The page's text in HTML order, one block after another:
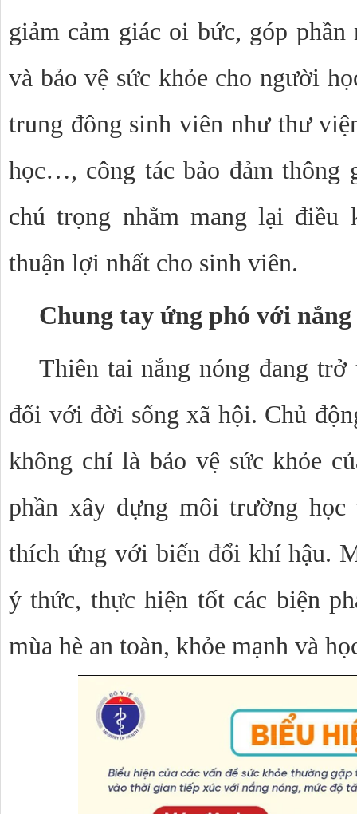
giảm cảm giác oi bức, góp phần
và bảo vệ sức khỏe cho người
trung đông sinh viên như thư
học…, công tác bảo đảm thông
chú trọng nhằm mang lại điều
thuận lợi nhất cho sinh viên.
Chung tay ứng phó với nắng
Thiên tai nắng nóng đang
đối với đời sống xã hội. Chủ
không chỉ là bảo vệ sức khỏe
phần xây dựng môi trường
thích ứng với biến đổi khí hậu.
ý thức, thực hiện tốt các biện
mùa hè an toàn, khỏe mạnh và